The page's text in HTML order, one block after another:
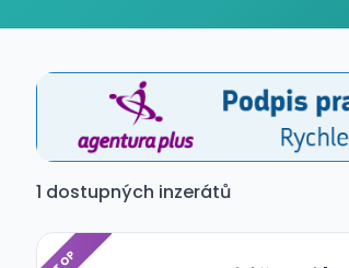
1 dostupných inzerátů
TOP